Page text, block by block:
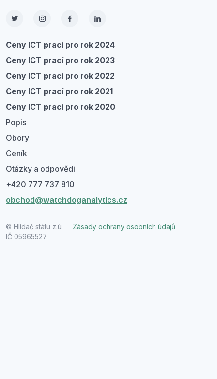
Ceny ICT prací pro rok 2024
Ceny ICT prací pro rok 2023
Ceny ICT prací pro rok 2022
Ceny ICT prací pro rok 2021
Ceny ICT prací pro rok 2020
Popis
Obory
Ceník
Otázky a odpovědi
+420 777 737 810
obchod@watchdoganalytics.cz
© Hlídač státu z.ú. Zásady ochrany osobních údajů
IČ 05965527